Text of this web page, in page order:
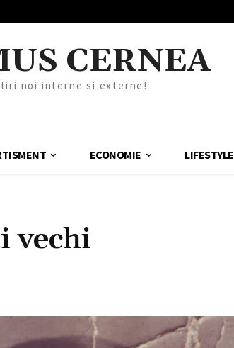
CERNEA
noi interne si externe!
ECONOMIE LIFESTYLE
vechi